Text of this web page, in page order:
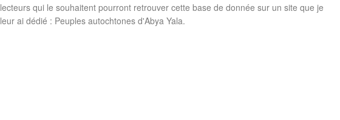
lecteurs qui le souhaitent pourront retrouver cette base de donnée sur un site que je
leur ai dédié : Peuples autochtones d'Abya Yala.